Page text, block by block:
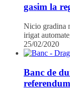
gasim la
Nicio gradina
irigat
25/02/2020
Banc de